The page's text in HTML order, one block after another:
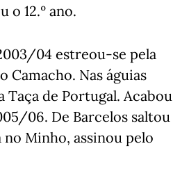
o 12.º ano.
04 estreou-se pela
Camacho. Nas águias
Taça de Portugal. Acabou
06. De Barcelos saltou
no Minho, assinou pelo